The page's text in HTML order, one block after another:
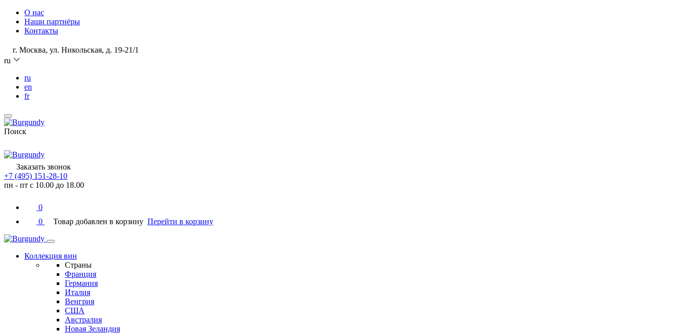
О нас
Наши партнёры
Контакты
г. Москва, ул. Никольская, д. 19-21/1
ru
ru
en
fr
Поиск
Заказать звонок
+7 (495) 151-28-10
пн - пт с 10.00 до 18.00
0
0
Товар добавлен в корзину Перейти в корзину
Коллекция вин
Страны
Франция
Германия
Италия
Венгрия
США
Австралия
Новая Зеландия